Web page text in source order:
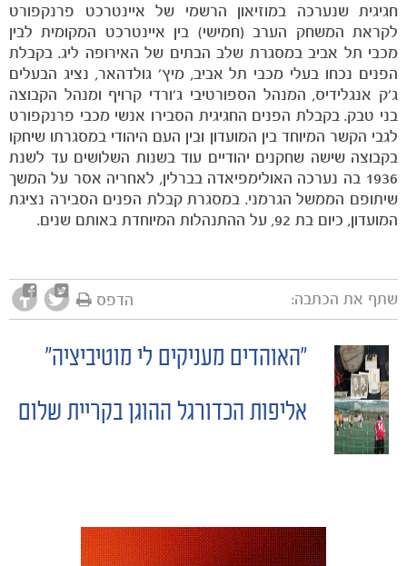
משחקים
ותוצאות
חגיגית שנערכה במוזיאון הרשמי של איינטרכט פרנקפורט
לקראת המשחק הערב (חמישי) בין איינטרכט המקומית לבין
מכבי תל אביב במסגרת שלב הבתים של האירופה ליג. בקבלת
הפנים נכחו בעלי מכבי תל אביב, מיץ' גולדהאר, נציג הבעלים
ג'ק אנגלידיס, המנהל הספורטיבי ג'ורדי קרויף ומנהל הקבוצה
בני טבק. בקבלת הפנים החגיגית הסבירו אנשי מכבי פרנקפורט
לגבי הקשר המיוחד בין המועדון ובין העם היהודי במסגרתו שיחקו
בקבוצה שישה שחקנים יהודיים עוד בשנות השלושים עד לשנת
1936 בה נערכה האולימפיאדה בברלין, לאחריה אסר על המשך
שיתופם הממשל הגרמני. במסגרת קבלת הפנים הסבירה נציגת
המועדון, כיום בת 92, על ההתנהלות המיוחדת באותם שנים.
שתף את הכתבה: הדפס
POST
NAVIGATION
"האוהדים מעניקים לי מוטיביציה"
אליפות הכדורגל ההוגן בקריית שלום